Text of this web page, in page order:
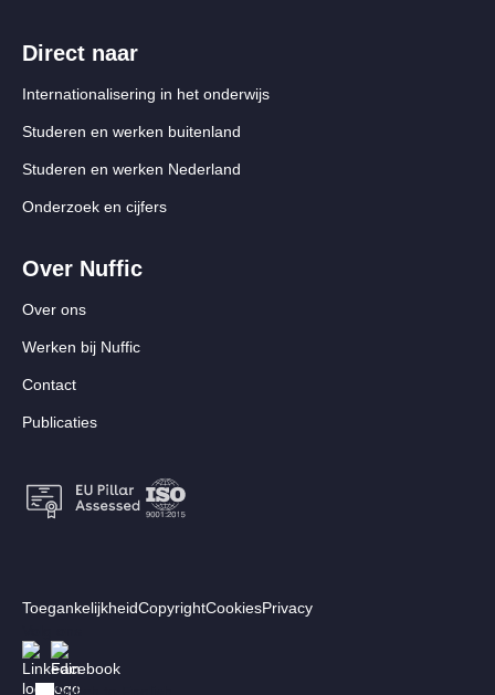
Direct naar
Internationalisering in het onderwijs
Studeren en werken buitenland
Studeren en werken Nederland
Onderzoek en cijfers
Over Nuffic
Over ons
Werken bij Nuffic
Contact
Publicaties
Footer:
menu
ToegankelijkheidCopyrightCookiesPrivacy
Afbeelding
Afbeelding
Switch to English